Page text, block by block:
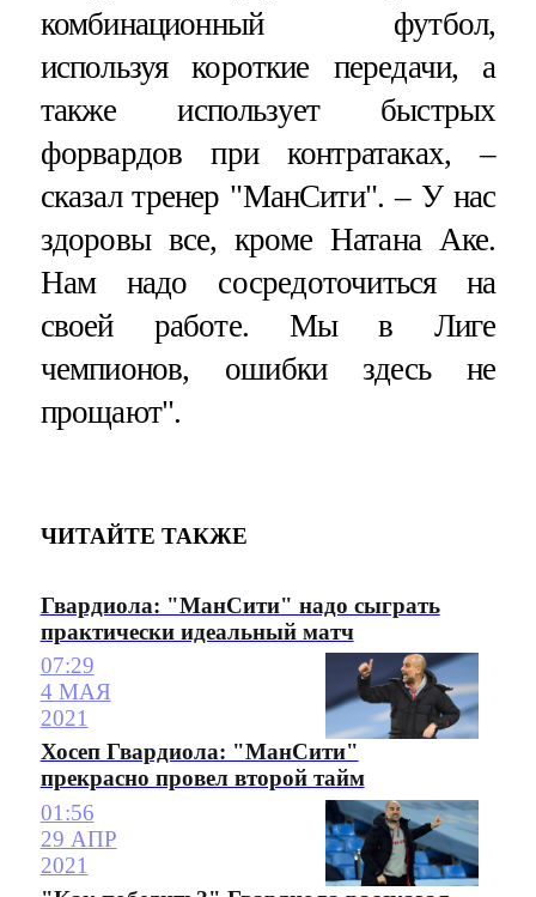
комбинационный футбол,
используя короткие передачи, а
также использует быстрых
форвардов при контратаках, –
сказал тренер "МанСити". – У нас
здоровы все, кроме Натана Аке.
Нам надо сосредоточиться на
своей работе. Мы в Лиге
чемпионов, ошибки здесь не
прощают".
ЧИТАЙТЕ ТАКЖЕ
Гвардиола: "МанСити" надо сыграть
практически идеальный матч
07:29
4 МАЯ
2021
Хосеп Гвардиола: "МанСити"
прекрасно провел второй тайм
01:56
29 АПР
2021